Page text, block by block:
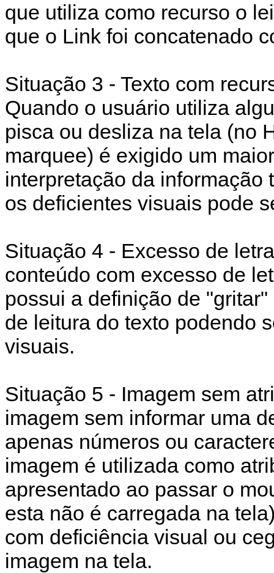
que utiliza como recurso o
que o Link foi concatenado
Situação 3 - Texto com
Quando o usuário utiliza
pisca ou desliza na tela (no
marquee) é exigido um
interpretação da
os deficientes visuais pode
Situação 4 - Excesso de
conteúdo com excesso de
possui a definição de
de leitura do texto podendo
visuais.
Situação 5 - Imagem sem
imagem sem informar uma
apenas números ou
imagem é utilizada como
apresentado ao passar o
esta não é carregada na
com deficiência visual ou
imagem na tela.